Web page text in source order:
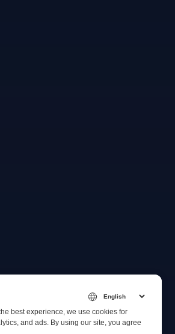
best experience, we use cookies for
and ads. By using our site, you agree